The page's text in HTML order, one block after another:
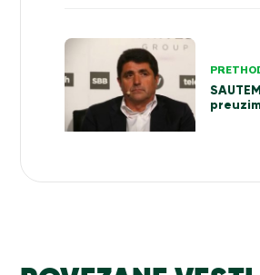
Kretanje
članka